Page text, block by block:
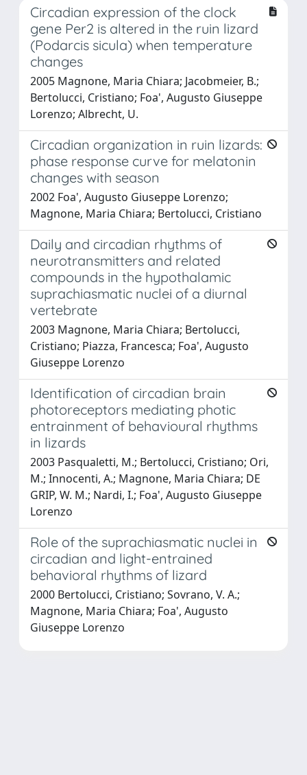
Circadian expression of the clock
gene Per2 is altered in the ruin lizard
(Podarcis sicula) when temperature
changes
2005 Magnone, Maria Chiara; Jacobmeier, B.;
Bertolucci, Cristiano; Foa', Augusto Giuseppe
Lorenzo; Albrecht, U.
Circadian organization in ruin lizards:
phase response curve for melatonin
changes with season
2002 Foa', Augusto Giuseppe Lorenzo;
Magnone, Maria Chiara; Bertolucci, Cristiano
Daily and circadian rhythms of
neurotransmitters and related
compounds in the hypothalamic
suprachiasmatic nuclei of a diurnal
vertebrate
2003 Magnone, Maria Chiara; Bertolucci,
Cristiano; Piazza, Francesca; Foa', Augusto
Giuseppe Lorenzo
Identification of circadian brain
photoreceptors mediating photic
entrainment of behavioural rhythms
in lizards
2003 Pasqualetti, M.; Bertolucci, Cristiano; Ori,
M.; Innocenti, A.; Magnone, Maria Chiara; DE
GRIP, W. M.; Nardi, I.; Foa', Augusto Giuseppe
Lorenzo
Role of the suprachiasmatic nuclei in
circadian and light-entrained
behavioral rhythms of lizard
2000 Bertolucci, Cristiano; Sovrano, V. A.;
Magnone, Maria Chiara; Foa', Augusto
Giuseppe Lorenzo